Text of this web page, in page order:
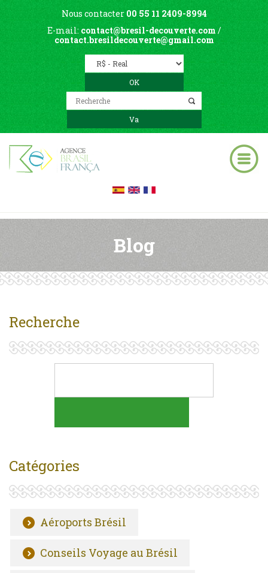
Nous contacter 00 55 11 2409-8994
E-mail: contact@bresil-decouverte.com /
contact.bresildecouverte@gmail.com
Blog
Recherche
Catégories
Aéroports Brésil
Conseils Voyage au Brésil